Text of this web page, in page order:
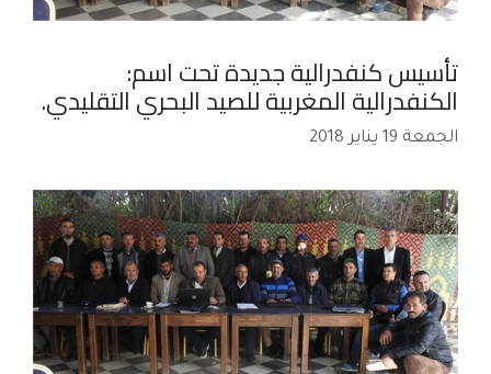
تأسيس كنفدرالية جديدة تحت اسم:
الكنفدرالية المغربية للصيد البحري التقليدي.
الجمعة 19 يناير 2018